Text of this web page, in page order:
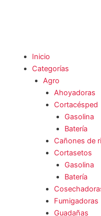
Inicio
Categorías
Agro
Ahoyadoras
Cortacésped
Gasolina
Batería
Cañones de
Cortasetos
Gasolina
Batería
Fumigadoras
Guadañas